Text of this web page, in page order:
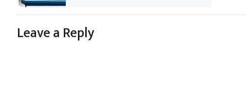
Leave a Reply